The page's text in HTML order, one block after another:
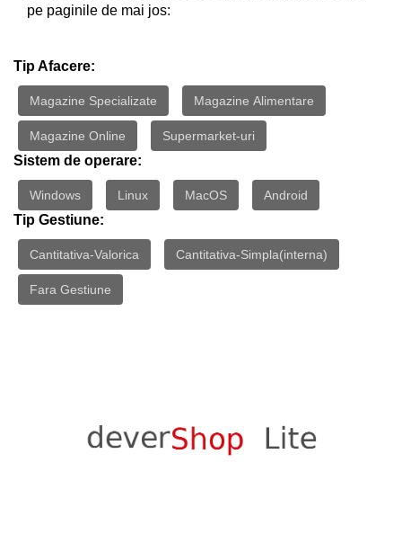
pe paginile de mai jos:
Tip Afacere:
Magazine Specializate Magazine Alimentare
Magazine Online Supermarket-uri
Sistem de operare:
Windows Linux MacOS Android
Tip Gestiune:
Cantitativa-Valorica Cantitativa-Simpla(interna)
Fara Gestiune